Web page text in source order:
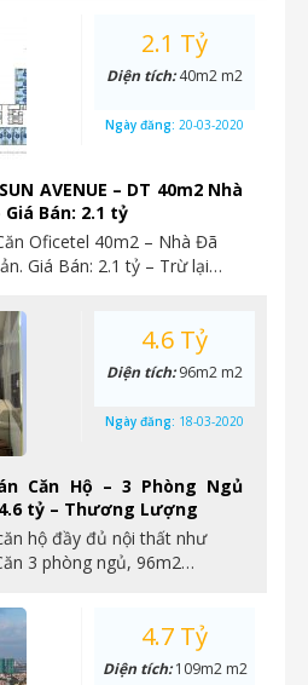
AVENUE – DT 40m2 Nhà
Bán: 2.1 tỷ
Oficetel 40m2 – Nhà Đã
Giá Bán: 2.1 tỷ – Trừ lại…
2.1 Tỷ
Diện tích:40m2 m2
Ngày đăng: 20-03-2020
Căn Hộ – 3 Phòng Ngủ
tỷ – Thương Lượng
hộ đầy đủ nội thất như
3 phòng ngủ, 96m2…
4.6 Tỷ
Diện tích:96m2 m2
Ngày đăng: 18-03-2020
4.7 Tỷ
Diện tích:109m2 m2